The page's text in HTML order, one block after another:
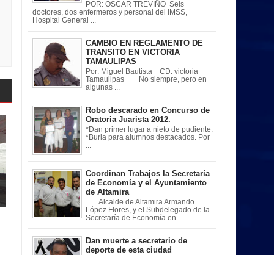
POR: OSCAR TREVIÑO Seis
doctores, dos enfermeros y personal del IMSS,
Hospital General ...
CAMBIO EN REGLAMENTO DE
TRANSITO EN VICTORIA
TAMAULIPAS
Por: Miguel Bautista CD. victoria
Tamaulipas No siempre, pero en
algunas ...
Robo descarado en Concurso de
Oratoria Juarista 2012.
*Dan primer lugar a nieto de pudiente.
*Burla para alumnos destacados. Por
Coordinan Trabajos la Secretaría
de Economía y el Ayuntamiento
de Altamira
Alcalde de Altamira Armando
López Flores, y el Subdelegado de la
Secretaría de Economía en ...
Dan muerte a secretario de
deporte de esta ciudad